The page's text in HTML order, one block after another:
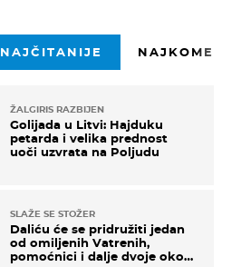
NAJČITANIJE
ŽALGIRIS RAZBIJEN
Golijada u Litvi: Hajduku
petarda i velika prednost
uoči uzvrata na Poljudu
SLAŽE SE STOŽER
Daliću će se pridružiti jedan
od omiljenih Vatrenih,
pomoćnici i dalje dvoje oko